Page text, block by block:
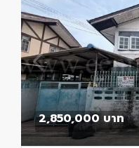
2,850,000 บาท